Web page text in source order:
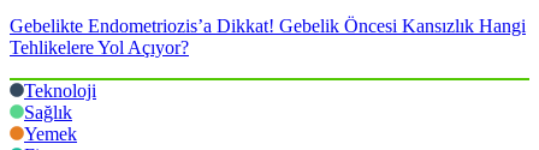
Gebelikte Endometriozis’a Dikkat! Gebelik Öncesi Kansızlık Hangi
Tehlikelere Yol Açıyor?
Teknoloji
Sağlık
Yemek